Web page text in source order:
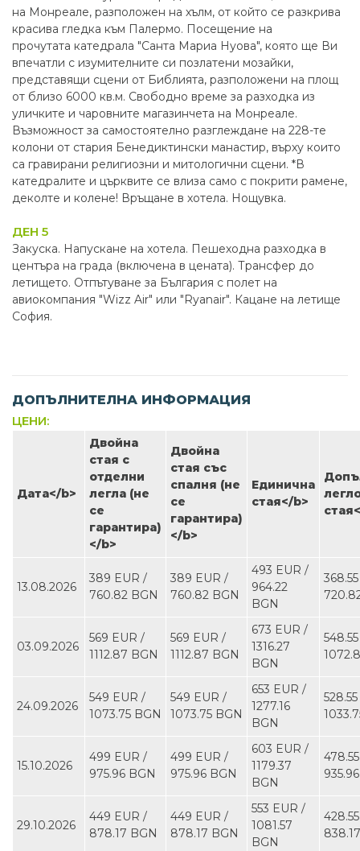
на Монреале, разположен на хълм, от който се разкрива
красива гледка към Палермо. Посещение на
прочутата катедрала "Санта Мариа Нуова", която ще Ви
впечатли с изумителните си позлатени мозайки,
представящи сцени от Библията, разположени на площ
от близо 6000 кв.м. Свободно време за разходка из
уличките и чаровните магазинчета на Монреале.
Възможност за самостоятелно разглеждане на 228-те
колони от стария Бенедиктински манастир, върху които
са гравирани религиозни и митологични сцени. *В
катедралите и църквите се влиза само с покрити рамене,
деколте и колене! Връщане в хотела. Нощувка.
ДЕН 5
Закуска. Напускане на хотела. Пешеходна разходка в
центъра на града (включена в цената). Трансфер до
летището. Отпътуване за България с полет на
авиокомпания "Wizz Air" или "Ryanair". Кацане на летище
София.
ДОПЪЛНИТЕЛНА ИНФОРМАЦИЯ
ЦЕНИ:
Дата<∕b>
Двойна
стая с
отделни
легла (не
се
гарантира)
<∕b>
Двойна
стая със
спалня (не
се
гарантира)
<∕b>
Единична
стая<∕b>
13.08.2026
389 EUR ∕
760.82 BGN
389 EUR ∕
760.82 BGN
493 EUR ∕
964.22
BGN
03.09.2026
569 EUR ∕
1112.87 BGN
569 EUR ∕
1112.87 BGN
673 EUR ∕
1316.27
BGN
24.09.2026
549 EUR ∕
1073.75 BGN
549 EUR ∕
1073.75 BGN
653 EUR ∕
1277.16
BGN
15.10.2026
499 EUR ∕
975.96 BGN
499 EUR ∕
975.96 BGN
603 EUR ∕
1179.37
BGN
29.10.2026
449 EUR ∕
878.17 BGN
449 EUR ∕
878.17 BGN
553 EUR ∕
1081.57
BGN